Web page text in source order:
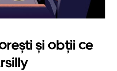
și obții ce